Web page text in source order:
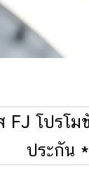
โปรโม
ประกัน *